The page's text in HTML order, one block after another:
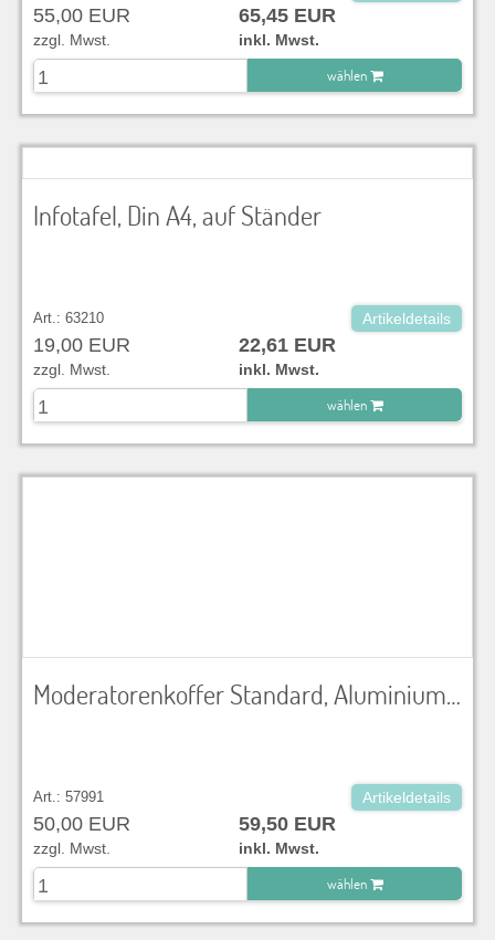
55,00 EUR 65,45 EUR
zzgl. Mwst.
inkl. Mwst.
wählen
zu Warenkorb hinzugefügt.
Infotafel, Din A4, auf Ständer
Art.: 63210 Artikeldetails
19,00 EUR 22,61 EUR
zzgl. Mwst.
inkl. Mwst.
wählen
zu Warenkorb hinzugefügt.
Moderatorenkoffer Standard, Aluminium mit Tragegriff, abschließbar, Inhalt: Kommunikationskarten, runde und ovale Karten, Markierungspkt., Flipchart-, Jumbo-Marker, Pinnadeln, Nadelkissen, Klebestifte, Klebefilm, Kreppband, Schere, Cutter, Zeigestab
Art.: 57991 Artikeldetails
50,00 EUR 59,50 EUR
zzgl. Mwst.
inkl. Mwst.
wählen